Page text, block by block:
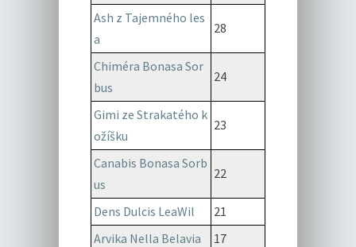
Ash z Tajemného les
a
28
Chiméra Bonasa Sor
bus
24
Gimi ze Strakatého k
ožíšku
23
Canabis Bonasa Sorb
us
22
Dens Dulcis LeaWil
21
Arvika Nella Belavia
17